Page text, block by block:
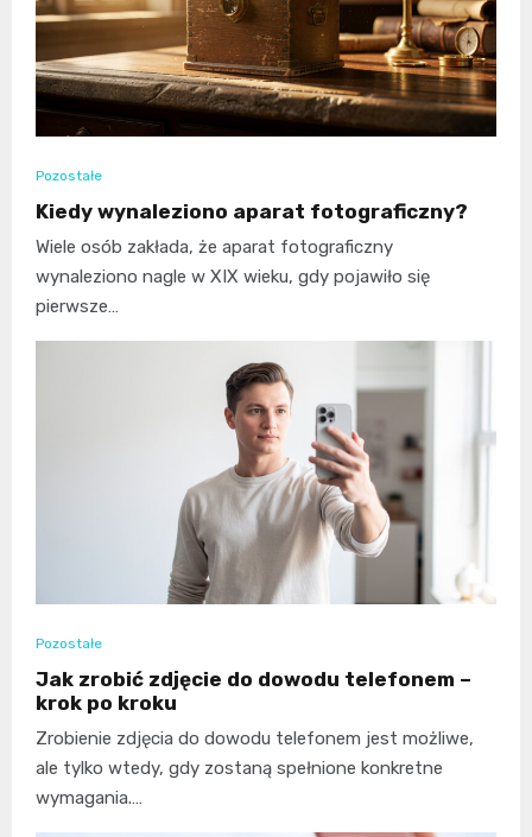
Pozostałe
Kiedy wynaleziono aparat fotograficzny?
Wiele osób zakłada, że aparat fotograficzny
wynaleziono nagle w XIX wieku, gdy pojawiło się
pierwsze…
Pozostałe
Jak zrobić zdjęcie do dowodu telefonem –
krok po kroku
Zrobienie zdjęcia do dowodu telefonem jest możliwe,
ale tylko wtedy, gdy zostaną spełnione konkretne
wymagania.…